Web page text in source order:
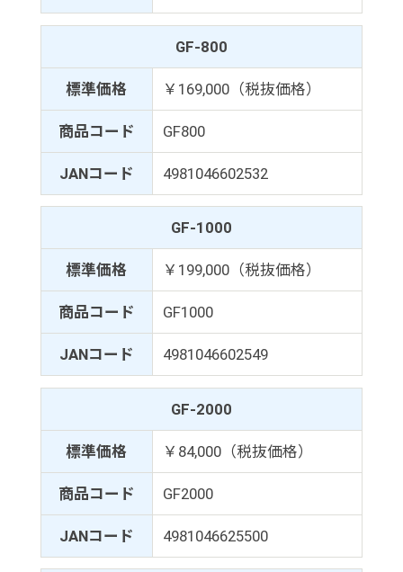
GF-800
標準価格 ￥169,000（税抜価格）
商品コード GF800
JANコード 4981046602532
GF-1000
標準価格 ￥199,000（税抜価格）
商品コード GF1000
JANコード 4981046602549
GF-2000
標準価格 ￥84,000（税抜価格）
商品コード GF2000
JANコード 4981046625500